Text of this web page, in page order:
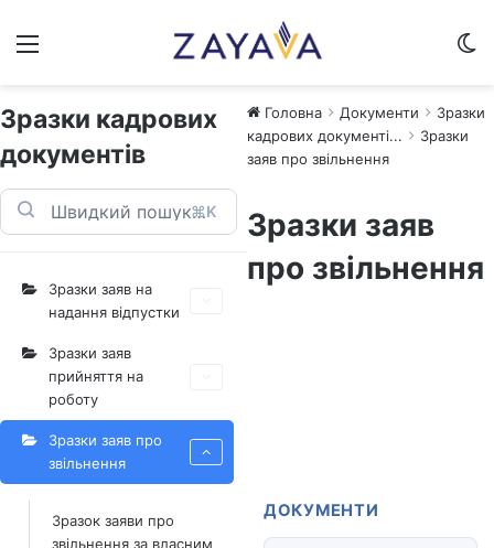
Зразки кадрових
документів
⌘K
Зразки заяв на
надання відпустки
Зразки заяв
прийняття на
роботу
Зразки заяв про
звільнення
Зразок заяви про
звільнення за власним
Головна Документи
Зразки
кадрових документі...
Зразки
заяв про звільнення
Зразки заяв
про звільнення
ДОКУМЕНТИ